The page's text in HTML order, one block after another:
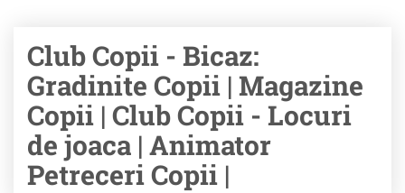
Club Copii - Bicaz:
Gradinite Copii | Magazine
Copii | Club Copii - Locuri
de joaca | Animator
Petreceri Copii |